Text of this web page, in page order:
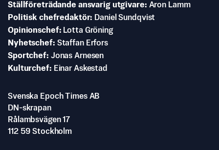
Ställföreträdande ansvarig utgivare Aron Lamm
Politisk chefredaktör
Daniel Sundqvist
Opinionschef
Lotta Gröning
Nyhetschef Staffan Erfors
Sportchef Jonas Arnesen
Kulturchef
Einar Askestad
Svenska Epoch Times AB
DN-skrapan
Rålambsvägen 17
112 59 Stockholm